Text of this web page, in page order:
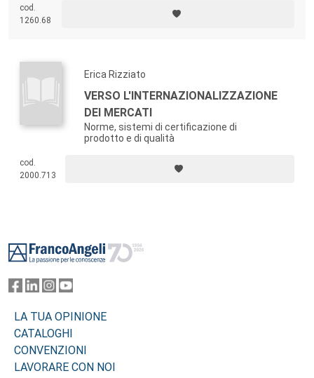
Cultura, Impresa e Politica, che hanno messo in evidenza come la
figura dell’imprenditore sia stata anticipatrice dei grandi temi del 2000.
cod.
1260.68
Erica Rizziato
VERSO L'INTERNAZIONALIZZAZIONE
DEI MERCATI
Norme, sistemi di certificazione di
prodotto e di qualità
cod.
2000.713
LA TUA OPINIONE
CATALOGHI
CONVENZIONI
LAVORARE CON NOI